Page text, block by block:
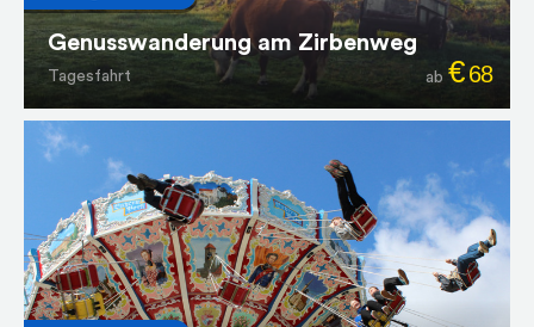
Genusswanderung am Zirbenweg
Tagesfahrt ab €68